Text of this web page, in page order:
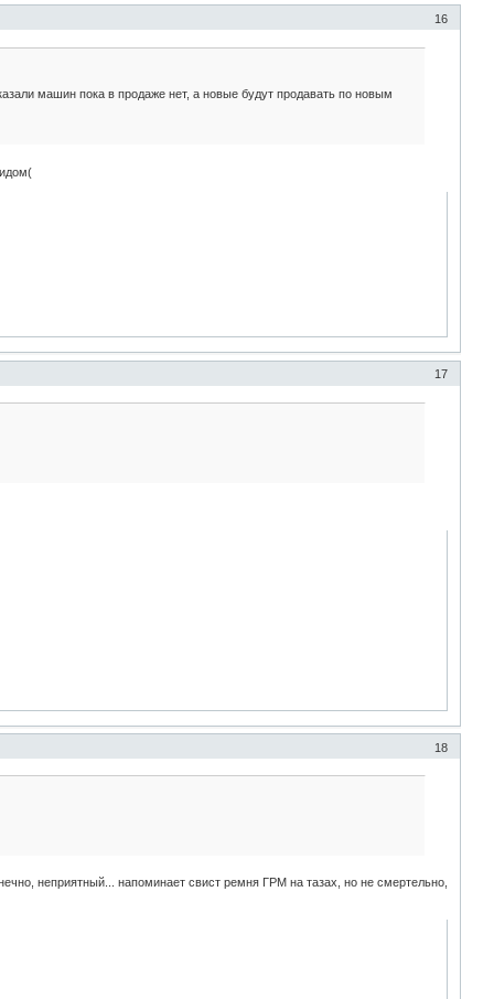
16
машин пока в продаже нет, а новые будут продавать по новым
17
18
неприятный... напоминает свист ремня ГРМ на тазах, но не смертельно,